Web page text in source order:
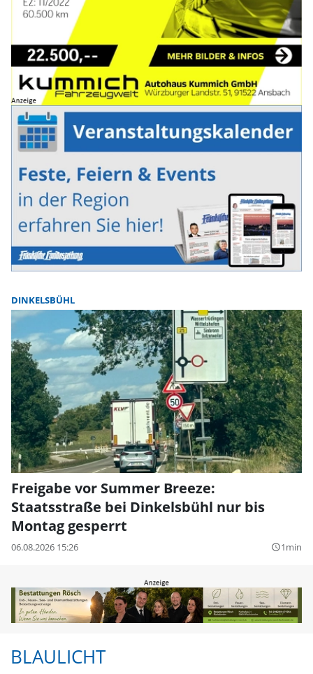
DINKELSBÜHL
Freigabe vor Summer Breeze:
Staatsstraße bei Dinkelsbühl nur bis
Montag gesperrt
06.08.2026 15:26 query_builder1min
BLAULICHT